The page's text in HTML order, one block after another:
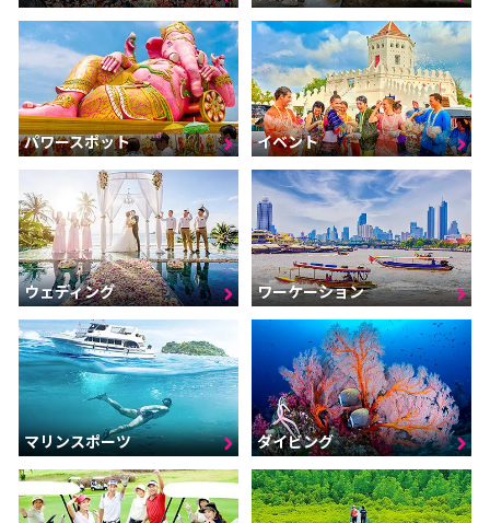
パワースポット イベント
ウェディング ワーケーション
マリンスポーツ ダイビング